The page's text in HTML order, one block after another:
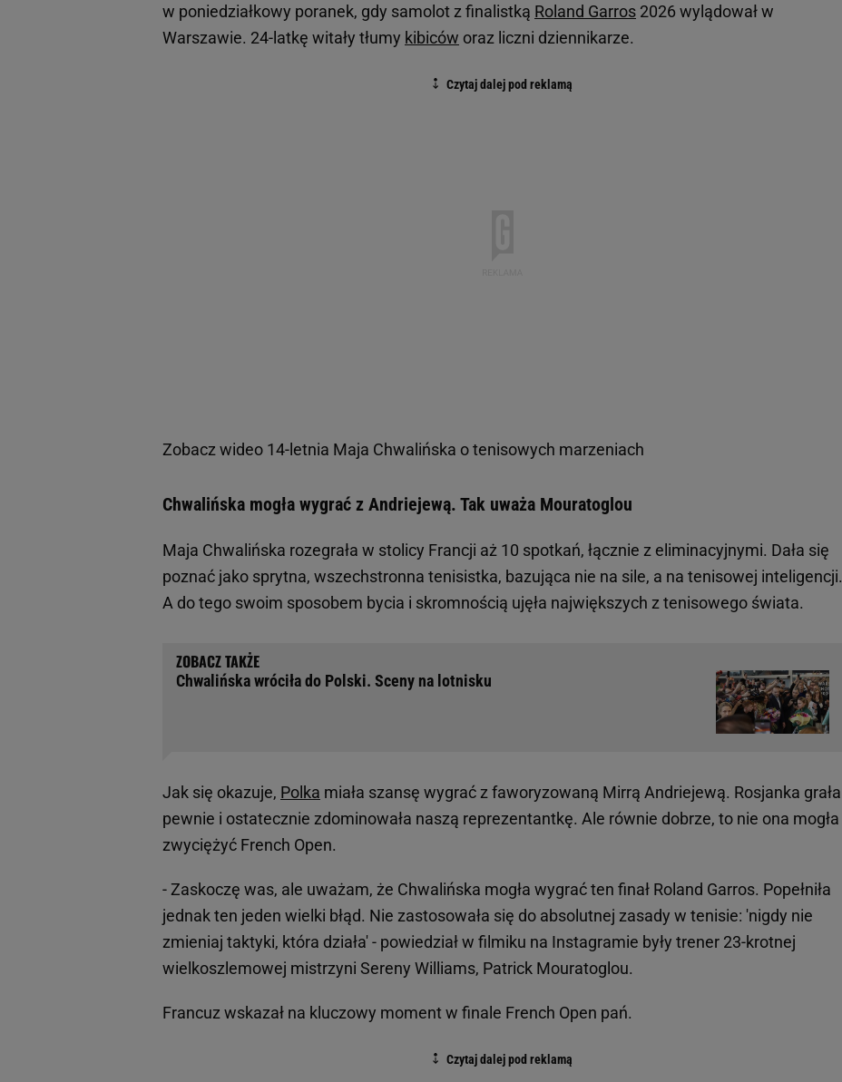
w poniedziałkowy poranek, gdy samolot z finalistką Roland Garros 2026 wylądował w
Warszawie. 24-latkę witały tłumy kibiców oraz liczni dziennikarze.
Zobacz wideo 14-letnia Maja Chwalińska o tenisowych marzeniach
Chwalińska mogła wygrać z Andriejewą. Tak uważa Mouratoglou
Maja Chwalińska rozegrała w stolicy Francji aż 10 spotkań, łącznie z eliminacyjnymi. Dała się
poznać jako sprytna, wszechstronna tenisistka, bazująca nie na sile, a na tenisowej inteligencji.
A do tego swoim sposobem bycia i skromnością ujęła największych z tenisowego świata.
Chwalińska wróciła do Polski. Sceny na lotnisku
Jak się okazuje, Polka miała szansę wygrać z faworyzowaną Mirrą Andriejewą. Rosjanka grała
pewnie i ostatecznie zdominowała naszą reprezentantkę. Ale równie dobrze, to nie ona mogła
zwyciężyć French Open.
- Zaskoczę was, ale uważam, że Chwalińska mogła wygrać ten finał Roland Garros. Popełniła
jednak ten jeden wielki błąd. Nie zastosowała się do absolutnej zasady w tenisie: 'nigdy nie
zmieniaj taktyki, która działa' - powiedział w filmiku na Instagramie były trener 23-krotnej
wielkoszlemowej mistrzyni Sereny Williams, Patrick Mouratoglou.
Francuz wskazał na kluczowy moment w finale French Open pań.